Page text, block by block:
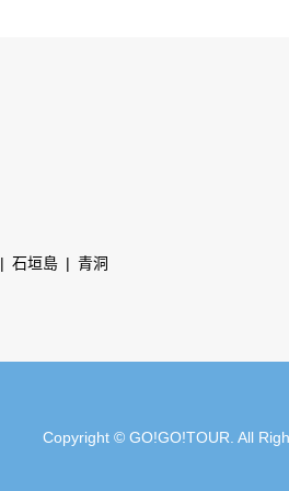
石垣島 青洞
Copyright © GO!GO!TOUR. All